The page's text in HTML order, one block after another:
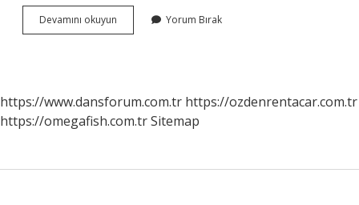
Devamını okuyun Beyoğlu
Belediyesi
Yorum Bırak
https://www.dansforum.com.tr https://ozdenrentacar.com.tr
https://omegafish.com.trSitemap